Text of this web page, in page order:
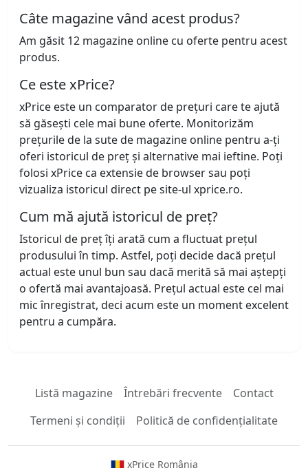
Câte magazine vând acest produs?
Am găsit 12 magazine online cu oferte pentru acest
produs.
Ce este xPrice?
xPrice este un comparator de prețuri care te ajută
să găsești cele mai bune oferte. Monitorizăm
prețurile de la sute de magazine online pentru a-ți
oferi istoricul de preț și alternative mai ieftine. Poți
folosi xPrice ca extensie de browser sau poți
vizualiza istoricul direct pe site-ul xprice.ro.
Cum mă ajută istoricul de preț?
Istoricul de preț îți arată cum a fluctuat prețul
produsului în timp. Astfel, poți decide dacă prețul
actual este unul bun sau dacă merită să mai aștepți
o ofertă mai avantajoasă. Prețul actual este cel mai
mic înregistrat, deci acum este un moment excelent
pentru a cumpăra.
Listă magazine Întrebări frecvente
Contact
Termeni și condiții
Politică de confidențialitate
xPrice România